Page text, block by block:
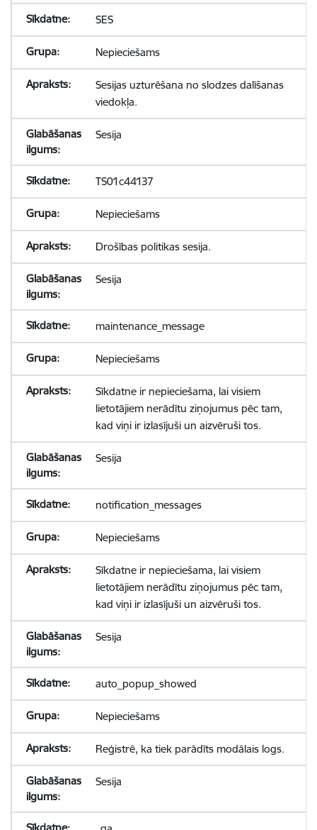
SES
Nepieciešams
Sesijas uzturēšana no slodzes dalīšanas
viedokļa.
Sesija
TS01c44137
Nepieciešams
Drošības politikas sesija.
Sesija
maintenance_message
Nepieciešams
Sīkdatne ir nepieciešama, lai visiem
lietotājiem nerādītu ziņojumus pēc tam,
kad viņi ir izlasījuši un aizvēruši tos.
Sesija
notification_messages
Nepieciešams
Sīkdatne ir nepieciešama, lai visiem
lietotājiem nerādītu ziņojumus pēc tam,
kad viņi ir izlasījuši un aizvēruši tos.
Sesija
auto_popup_showed
Nepieciešams
Reģistrē, ka tiek parādīts modālais logs.
Sesija